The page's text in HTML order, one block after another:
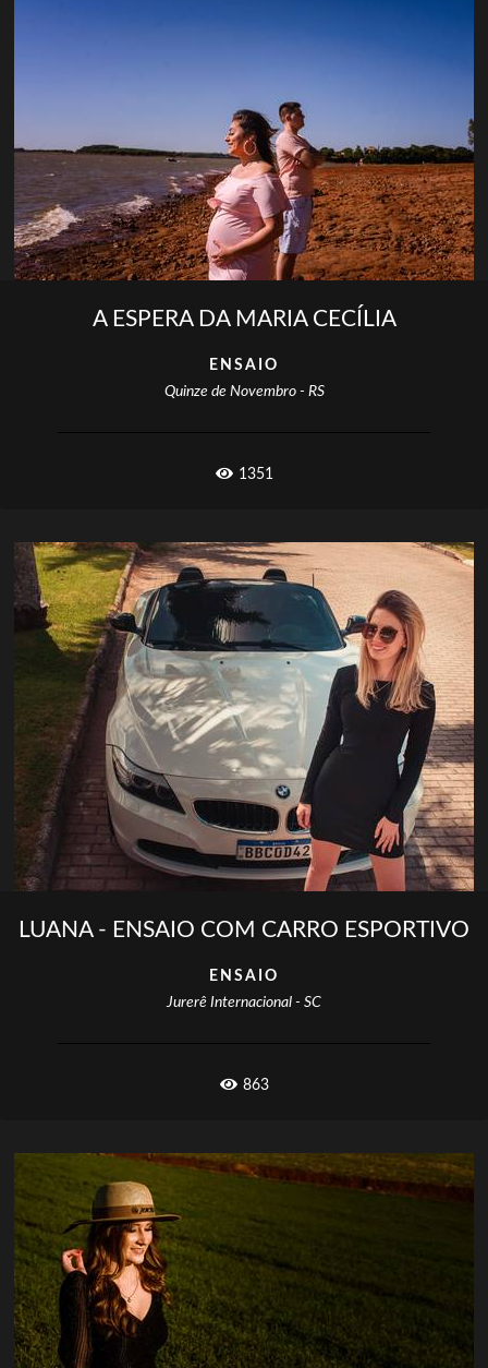
A ESPERA DA MARIA CECÍLIA
ENSAIO
Quinze de Novembro - RS
1351
LUANA - ENSAIO COM CARRO ESPORTIVO
ENSAIO
Jurerê Internacional - SC
863